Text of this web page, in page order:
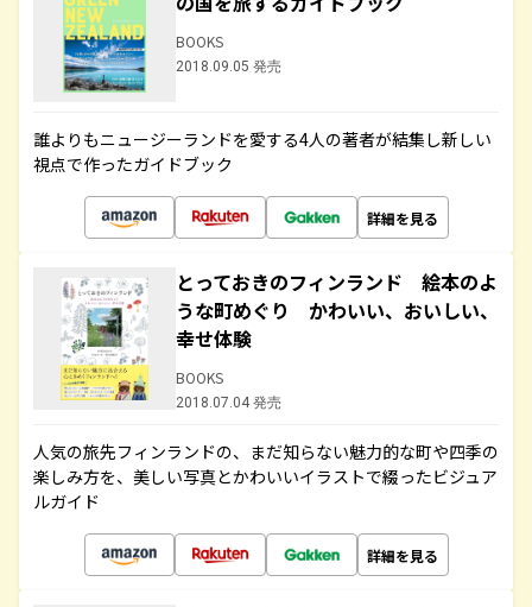
BOOKS
2018.09.05 発売
誰よりもニュージーランドを愛する4人の著者が結集し新しい
視点で作ったガイドブック
詳細を見る
とっておきのフィンランド 絵本のよ
うな町めぐり かわいい、おいしい、
幸せ体験
BOOKS
2018.07.04 発売
人気の旅先フィンランドの、まだ知らない魅力的な町や四季の
楽しみ方を、美しい写真とかわいいイラストで綴ったビジュア
ルガイド
詳細を見る